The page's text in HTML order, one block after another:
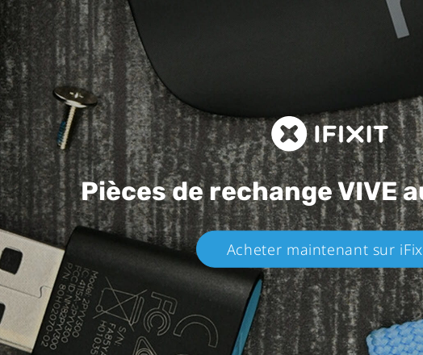
Pièces de rechangeVIVE
Acheter maintenant sur